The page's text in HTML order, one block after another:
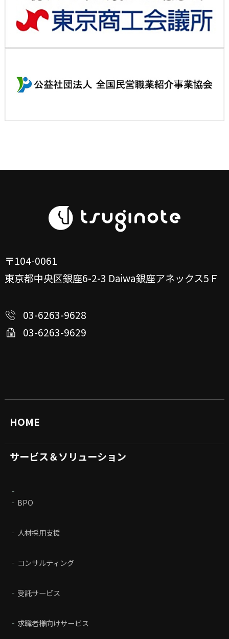
〒104-0061
東京都中央区銀座6-2-3 Daiwa銀座アネックス5Ｆ
03-6263-9628
03-6263-9629
HOME
サービス＆ソリューション
BPO
人材採用支援
コンサルティング
受託サービス
求職者様向けサービス